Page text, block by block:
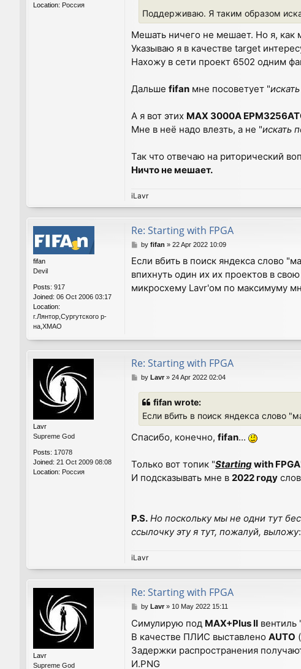
Location: Россия
Поддерживаю. Я таким образом
Мешать ничего не мешает. Но я, как
Указываю я в качестве target
Нахожу в сети проект 6502 одним
Дальше fifan мне посоветует "
А я вот этих MAX 3000A
Мне в неё надо влезть, а не "искать
Так что отвечаю на риторический
Ничто не мешает.
iLavr
fifan
Devil
Posts: 917
Joined: 06 Oct 2006 03:17
Location:
г.Лянтор,Сургутского р-
на,ХМАО
Re: Starting with FPGA
P
s
t
by fifan » 22 Apr 2022 10:09
Если вбить в поиск яндекса слово
впихнуть один их их проектов в
микросхему Lavr'ом по максимуму
Lavr
Supreme God
Posts: 17078
Joined: 21 Oct 2009 08:08
Location: Россия
Re: Starting with FPGA
Pby Lavr» 24 Apr 2022 02:04
fifan wrote:
Если вбить в поиск яндекса слово
Спасибо, конечно, fifan...
Только вот топик "Startingwith FPGA
И подсказывать мне в 2022 году
P.S. Но поскольку мы не одни тут
ссылочку эту я тут, пожалуй, выложу:
iLavr
Lavr
Supreme God
Re: Starting with FPGA
P
s
by Lavr» 10 May 2022 15:11
Симулирую под MAX+Plus II вентиль
В качестве ПЛИС выставлено AUTO
Задержки распространения
И.PNG